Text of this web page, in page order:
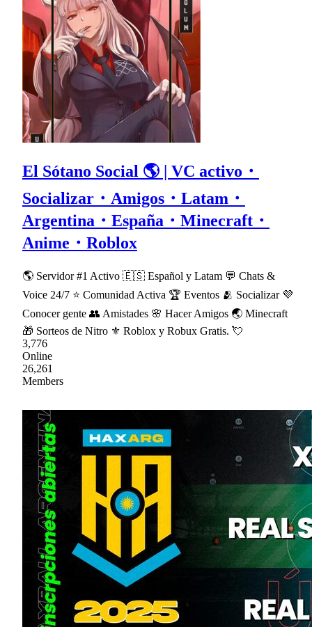
El Sótano Social 🌎 | VC activo・
Socializar・Amigos・Latam・
Argentina・España・Minecraft・
Anime・Roblox
🌎 Servidor #1 Activo 🇪🇸 Español y Latam 💬 Chats &
Voice 24/7 ⭐ Comunidad Activa 🏆 Eventos 🫂 Socializar 💜
Conocer gente 👥 Amistades 🌸 Hacer Amigos 🌏 Minecraft
🎁 Sorteos de Nitro ⚜ Roblox y Robux Gratis. 💘
3,776
Online
26,261
Members